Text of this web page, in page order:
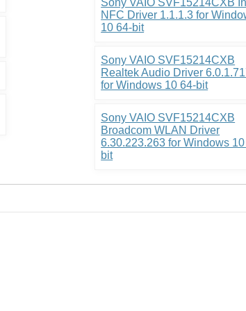
Sony VAIO SVF15214CXB
NFC Driver 1.1.1.3 for
10 64-bit
Sony VAIO SVF15214CXB
Realtek Audio Driver
for Windows 10 64-bit
Sony VAIO SVF15214CXB
Broadcom WLAN Driver
6.30.223.263 for Windows
bit